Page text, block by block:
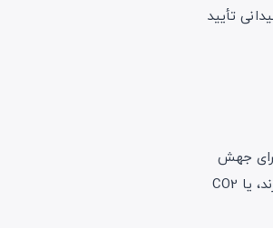
تأیید
جهش
بزرگ‌تر، نسل جدیدی از مصالح در حال توسعه است که یا سیمان پرتلند را کنار می‌گذارند، یا CO2